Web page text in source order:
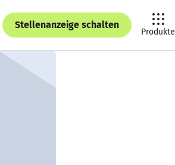
Stellenanzeige schalten
Produkte